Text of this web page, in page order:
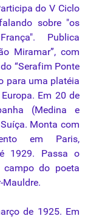
do V Ciclo
sobre "os
Publica
Miramar”, com
“Serafim Ponte
para uma platéia
Em 20 de
(Medina e
Monta com
em Paris,
1929. Passa o
do poeta
Mauldre.
de 1925. Em